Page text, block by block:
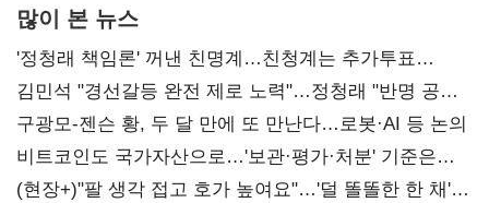
많이 본 뉴스
'정청래 책임론' 꺼낸 친명계…친청계는 추가투표
때리기
김민석 "경선갈등 완전 제로 노력"…정청래 "반명 공세
사과부터"
구광모-젠슨 황, 두 달 만에 또 만난다…로봇·AI 등 논의
비트코인도 국가자산으로…'보관·평가·처분' 기준은
숙제
(현장+)"팔 생각 접고 호가 높여요"…'덜 똘똘한 한 채'